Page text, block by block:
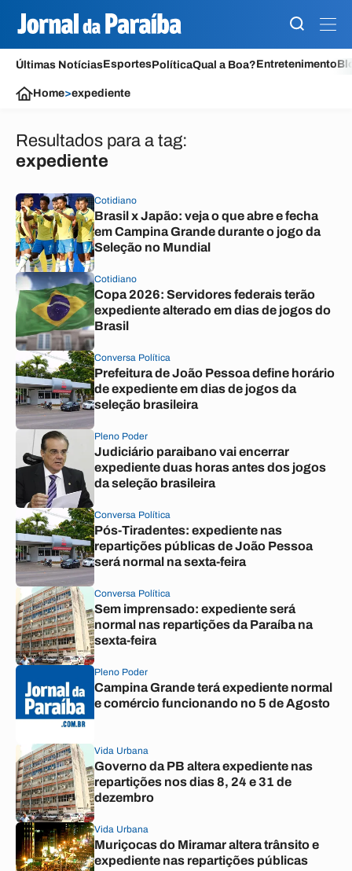
Últimas NotíciasEsportesPolíticaQual a Boa?Entretenimento
Home>expediente
Resultados para a tag:
expediente
Cotidiano
Brasil x Japão: veja o que abre e fecha
em Campina Grande durante o jogo da
Seleção no Mundial
Cotidiano
Copa 2026: Servidores federais terão
expediente alterado em dias de jogos do
Brasil
Conversa Política
Prefeitura de João Pessoa define horário
de expediente em dias de jogos da
seleção brasileira
Pleno Poder
Judiciário paraibano vai encerrar
expediente duas horas antes dos jogos
da seleção brasileira
Conversa Política
Pós-Tiradentes: expediente nas
repartições públicas de João Pessoa
será normal na sexta-feira
Conversa Política
Sem imprensado: expediente será
normal nas repartições da Paraíba na
sexta-feira
Pleno Poder
Campina Grande terá expediente normal
e comércio funcionando no 5 de Agosto
Vida Urbana
Governo da PB altera expediente nas
repartições nos dias 8, 24 e 31 de
dezembro
Vida Urbana
Muriçocas do Miramar altera trânsito e
expediente nas repartições públicas